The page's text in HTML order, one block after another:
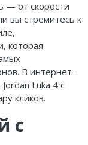
— от скорости
вы стремитесь к
которая
В интернет-
Luka 4 с
кликов.
с